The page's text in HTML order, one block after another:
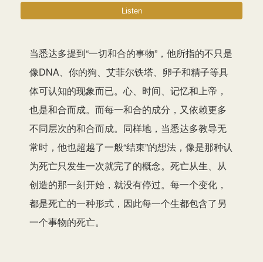
当悉达多提到“一切和合的事物”，他所指的不只是
像DNA、你的狗、艾菲尔铁塔、卵子和精子等具
体可认知的现象而已。心、时间、记忆和上帝，
也是和合而成。而每一和合的成分，又依赖更多
不同层次的和合而成。同样地，当悉达多教导无
常时，他也超越了一般“结束”的想法，像是那种认
为死亡只发生一次就完了的概念。死亡从生、从
创造的那一刻开始，就没有停过。每一个变化，
都是死亡的一种形式，因此每一个生都包含了另
一个事物的死亡。